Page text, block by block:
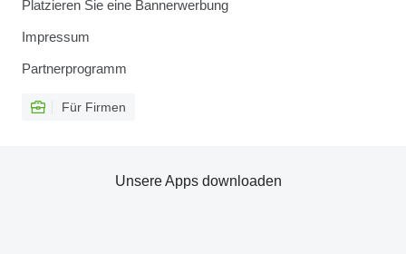
Platzieren Sie eine Bannerwerbung
Impressum
Partnerprogramm
Für Firmen
Unsere Apps downloaden